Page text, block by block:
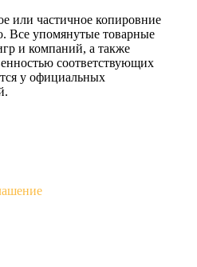
или частичное копировние
Все упомянутые товарные
и компаний, а также
соответствующих
у официальных